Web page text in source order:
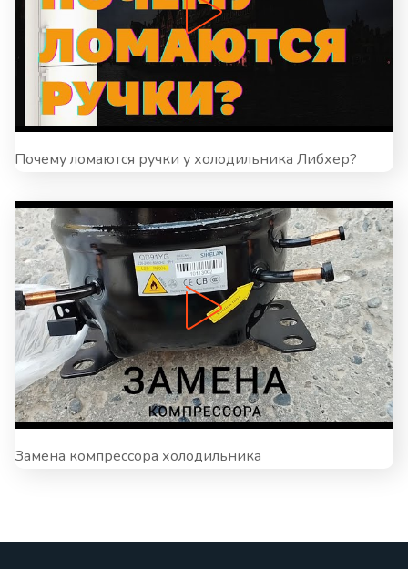
Почему ломаются ручки у холодильника Либхер?
Замена компрессора холодильника